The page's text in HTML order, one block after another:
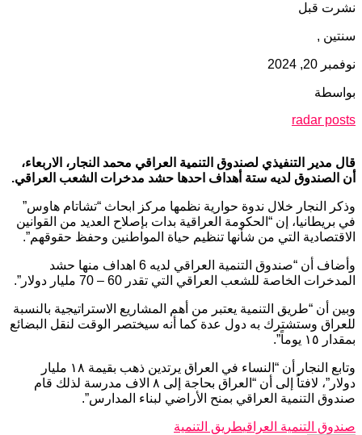
نشرت قبل
سنتين ,
نوفمبر 20, 2024
بواسطة
radar posts
قال مدير التنفيذي لصندوق التنمية العراقي محمد النجار، الاربعاء،
أن الصندوق لديه ستة أهداف احدها حشد مدخرات الشعب العراقي.
وذكر النجار خلال ندوة حوارية نظمها مركز ابحاث “تشاتام هاوس”
في بريطانيا، إن “الحكومة العراقية بدات بإصلاح العديد من القوانين
الاقتصادية التي من شأنها تنظيم حياة المواطنين وحفظ حقوقهم”.
وأضاف أن “صندوق التنمية العراقي لديه 6 اهداف منها حشد
المدخرات الخاصة للشعب العراقي التي تقدر 60 – 70 مليار دولار”.
وبين أن “طريق التنمية يعتبر من أهم المشاريع الاستراتيجية بالنسبة
للعراق وستشترك به دول عدة كما أنه سيختصر الوقت لنقل البضائع
بمقدار ١٥ يوماً”.
وتابع النجار أن “النساء في العراق يرتدين ذهب بقيمة ١٨ مليار
دولار”، لافتاً إلى أن “العراق بحاجة إلى ٨ الاف مدرسة لذلك قام
صندوق التنمية العراقي بمنح الأراضي لبناء المدارس”.
صندوق التنمية العراقيطريق التنمية